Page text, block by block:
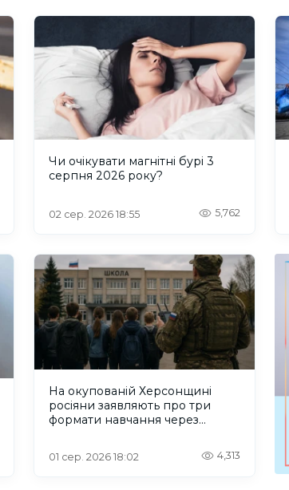
Чи очікувати магнітні бурі 3
серпня 2026 року?
02 сер. 2026 18:55 5,762
На окупованій Херсонщині
росіяни заявляють про три
формати навчання через
01 сер. 2026 18:02 4,313